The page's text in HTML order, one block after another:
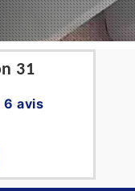
31
6 avis